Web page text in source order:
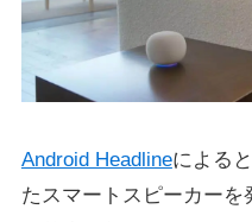
Android Headlineによる
たスマートスピーカー